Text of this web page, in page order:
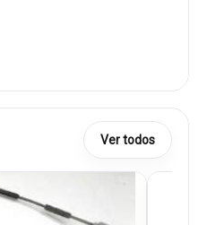
Ver todos